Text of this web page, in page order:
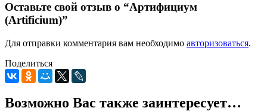
Оставьте свой отзыв о “Артифициум
(Artificium)”
Для отправки комментария вам необходимо авторизоваться.
Поделиться
Возможно Вас также заинтересует…